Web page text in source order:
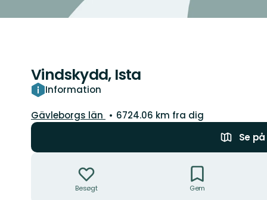
Vindskydd, Ista
Information
Amt:
Gävleborgs län
6724.06 km fra dig
Se
Besøgt Gem